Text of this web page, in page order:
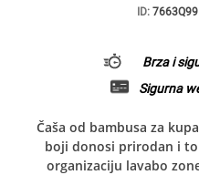
ID:
Brza i
Sigurna
Čaša od bambusa za
boji donosi prirodan i
organizaciju lavabo